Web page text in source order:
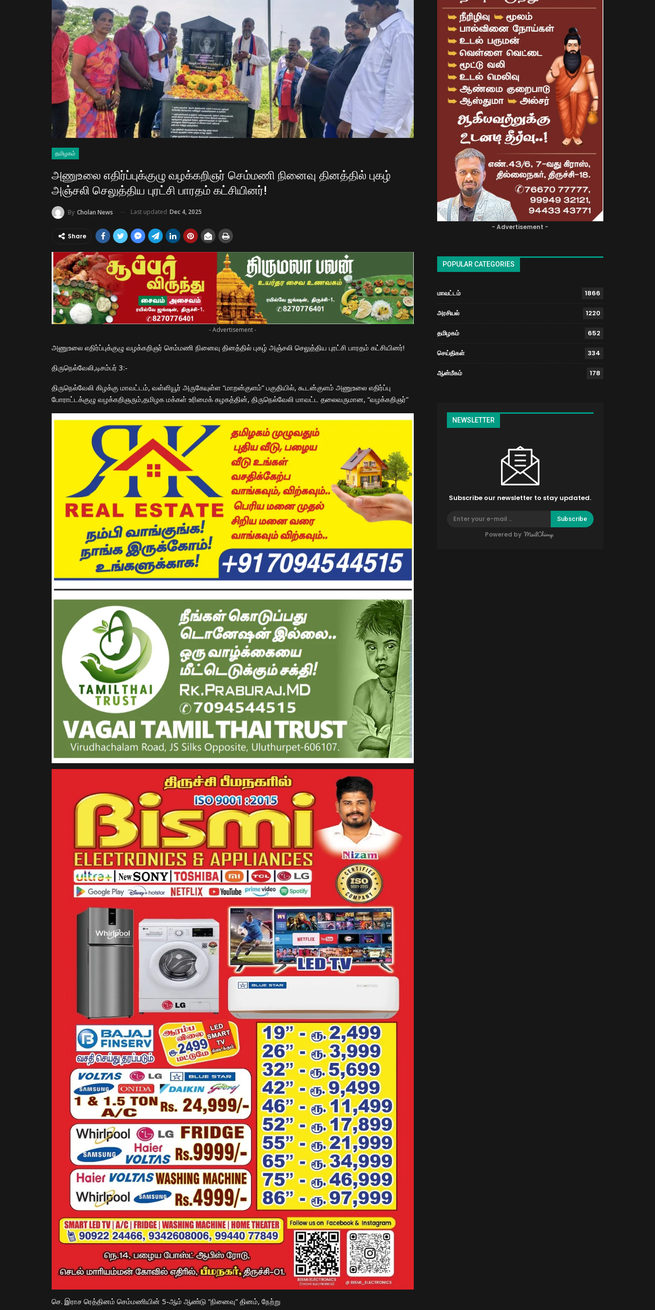
தமிழகம்
அணுஉலை எதிர்ப்புக்குழு வழக்கறிஞர் செம்மணி நினைவு தினத்தில் புகழ்
அஞ்சலி செலுத்திய புரட்சி பாரதம் கட்சியினர்!
By Cholan News Last updated Dec 4, 2025
Share
- Advertisement -
அணுஉலை எதிர்ப்புக்குழு வழக்கறிஞர் செம்மணி நினைவு தினத்தில் புகழ் அஞ்சலி செலுத்திய புரட்சி பாரதம் கட்சியினர்!
திருநெல்வேலி,டிசம்பர் 3:-
திருநெல்வேலி கிழக்கு மாவட்டம், வள்ளியூர் அருகேயுள்ள “மாறன்குளம்” பகுதியில், கூடன்குளம் அணுஉலை எதிர்ப்பு
போராட்டக்குழு வழக்கறிஞரும்,தமிழக மக்கள் உரிமைக் கழகத்தின், திருநெல்வேலி மாவட்ட தலைவருமான, “வழக்கறிஞர்”
செ. இராச ரெத்தினம் செம்மணியின் 5-ஆம் ஆண்டு “நினைவு” தினம், நேற்று
- Advertisement -
POPULAR CATEGORIES
மாவட்டம் 1866
அரசியல் 1220
தமிழகம் 652
செய்திகள் 334
ஆன்மீகம் 178
NEWSLETTER
Subscribe our newsletter to stay updated.
Subscribe
Powered by